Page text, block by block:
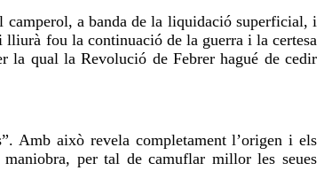
camperol, a banda de la liquidació superficial, i
fou la continuació de la guerra i la certesa
la qual la Revolució de Febrer hagué de cedir
Amb això revela completament l’origen i els
per tal de camuflar millor les seues